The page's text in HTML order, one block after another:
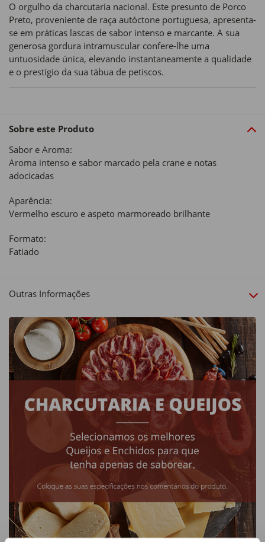
O orgulho da charcutaria nacional. Este presunto de Porco
Preto, proveniente de raça autóctone portuguesa, apresenta-
se em práticas lascas de sabor intenso e marcante. A sua
generosa gordura intramuscular confere-lhe uma
untuosidade única, elevando instantaneamente a qualidade
e o prestígio da sua tábua de petiscos.
Sobre este Produto
Sabor e Aroma:
Aroma intenso e sabor marcado pela crane e notas
adocicadas
Aparência:
Vermelho escuro e aspeto marmoreado brilhante
Formato:
Fatiado
Outras Informações